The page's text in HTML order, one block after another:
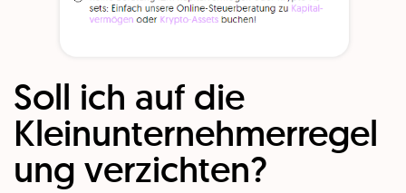
Soll ich auf die
Kleinunternehmerregel
ung verzichten?